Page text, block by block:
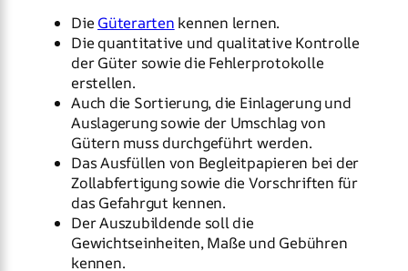
Die Güterarten kennen lernen.
Die quantitative und qualitative Kontrolle
der Güter sowie die Fehlerprotokolle
erstellen.
Auch die Sortierung, die Einlagerung und
Auslagerung sowie der Umschlag von
Gütern muss durchgeführt werden.
Das Ausfüllen von Begleitpapieren bei der
Zollabfertigung sowie die Vorschriften für
das Gefahrgut kennen.
Der Auszubildende soll die
Gewichtseinheiten, Maße und Gebühren
kennen.